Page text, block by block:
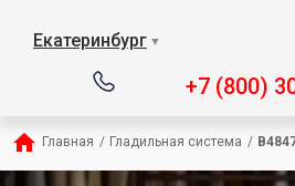
Екатеринбург ▼
+7 (800)
Главная / Гладильная система /